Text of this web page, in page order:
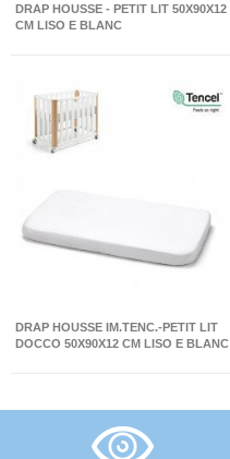
DRAP HOUSSE - PETIT LIT 50X90X12
CM LISO E BLANC
DRAP HOUSSE IM.TENC.-PETIT LIT
DOCCO 50X90X12 CM LISO E BLANC